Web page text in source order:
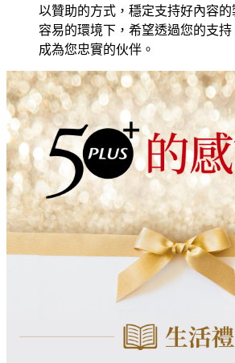
以贊助的方式，穩定支持好內容
容易的環境下，希望透過您的支
成為您忠實的伙伴。